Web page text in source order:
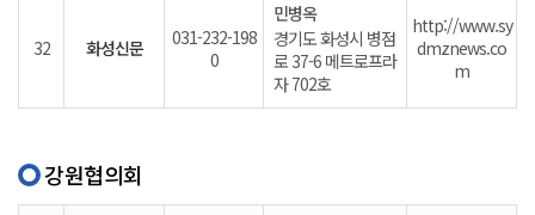
32 화성신문
031-232-198
0
민병옥
경기도 화성시 병점
로 37-6 메트로프라
자 702호
http://www.sy
dmznews.co
m
강원협의회